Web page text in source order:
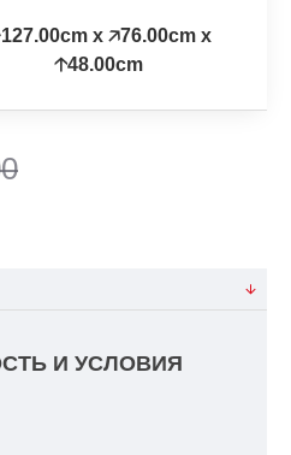
x 🡥76.00cm x
🡡48.00cm
И УСЛОВИЯ